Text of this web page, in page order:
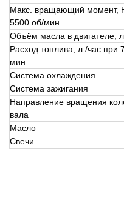
Макс. вращающий момент,
5500 об/мин
Объём масла в двигателе, л.
Расход топлива, л./час при
мин
Система охлаждения
Система зажигания
Направление вращения
вала
Масло
Свечи